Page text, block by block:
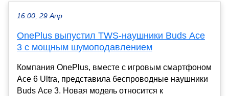
16:00, 29 Апр
OnePlus выпустил TWS-наушники Buds Ace
3 с мощным шумоподавлением
Компания OnePlus, вместе с игровым смартфоном
Ace 6 Ultra, представила беспроводные наушники
Buds Ace 3. Новая модель относится к